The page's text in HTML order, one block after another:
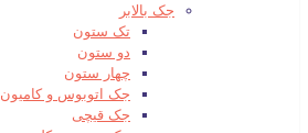
جک بالابر
تک ستون
دو ستون
چهار ستون
جک اتوبوس و کامیون
جک قیچی